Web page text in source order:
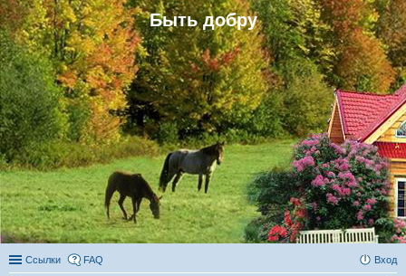
Быть добру
Ссылки FAQ Вход